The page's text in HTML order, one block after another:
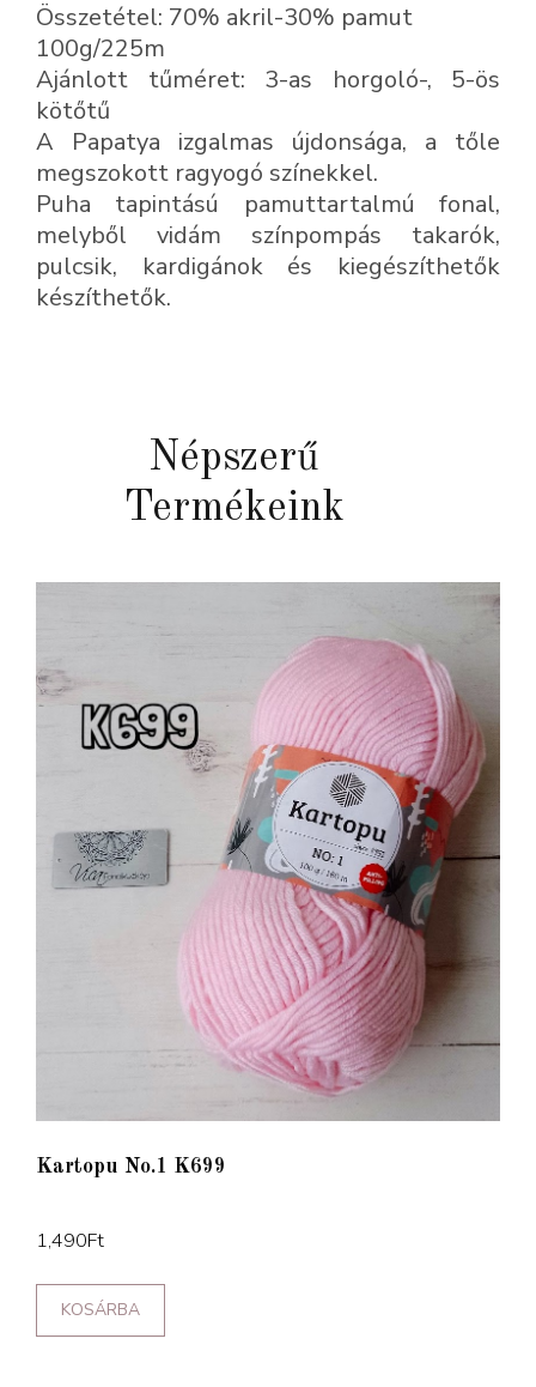
Blend
1011
mennyiség
Összetétel: 70% akril-30% pamut
100g/225m
Ajánlott tűméret: 3-as horgoló-, 5-ös
kötőtű
A Papatya izgalmas újdonsága, a tőle
megszokott ragyogó színekkel.
Puha tapintású pamuttartalmú fonal,
melyből vidám színpompás takarók,
pulcsik, kardigánok és kiegészíthetők
készíthetők.
Népszerű
Termékeink
Kartopu No.1 K699
1,490Ft
KOSÁRBA